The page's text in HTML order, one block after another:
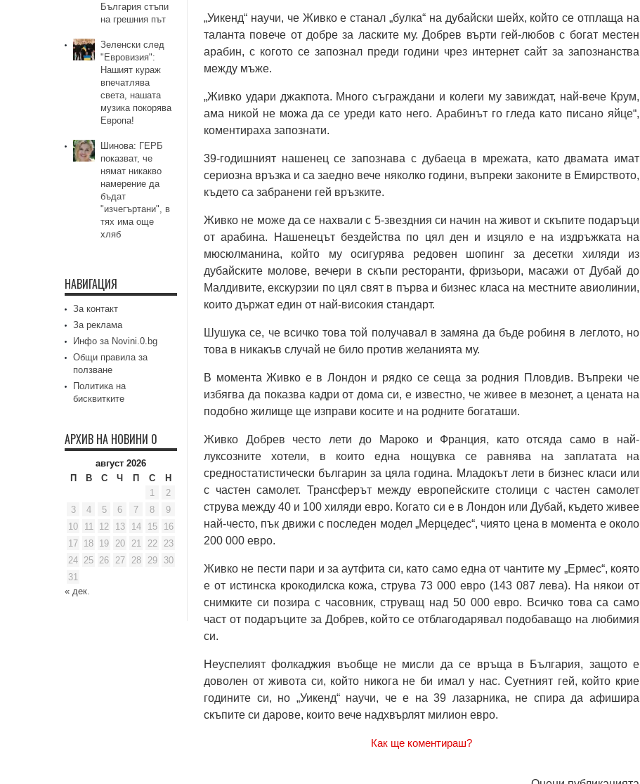
„Уикенд“ научи, че Живко е станал „булка“ на дубайски шейх, който се отплаща на
таланта повече от добре за ласките му. Добрев върти гей-любов с богат местен
арабин, с когото се запознал преди години чрез интернет сайт за запознанства
между мъже.
„Живко удари джакпота. Много съграждани и колеги му завиждат, най-вече Крум,
ама никой не можа да се уреди като него. Арабинът го гледа като писано яйце“,
коментираха запознати.
39-годишният нашенец се запознава с дубаеца в мрежата, като двамата имат
сериозна връзка и са заедно вече няколко години, въпреки законите в Емирството,
където са забранени гей връзките.
Живко не може да се нахвали с 5-звездния си начин на живот и скъпите подаръци
от арабина. Нашенецът бездейства по цял ден и изцяло е на издръжката на
мюсюлманина, който му осигурява редовен шопинг за десетки хиляди из
дубайските молове, вечери в скъпи ресторанти, фризьори, масажи от Дубай до
Малдивите, екскурзии по цял свят в първа и бизнес класа на местните авиолинии,
които държат един от най-високия стандарт.
Шушука се, че всичко това той получавал в замяна да бъде робиня в леглото, но
това в никакъв случай не било против желанията му.
В момента Живко е в Лондон и рядко се сеща за родния Пловдив. Въпреки че
избягва да показва кадри от дома си, е известно, че живее в мезонет, а цената на
подобно жилище ще изправи косите и на родните богаташи.
Живко Добрев често лети до Мароко и Франция, като отсяда само в най-
луксозните хотели, в които една нощувка се равнява на заплатата на
средностатистически българин за цяла година. Младокът лети в бизнес класи или
с частен самолет. Трансферът между европейските столици с частен самолет
струва между 40 и 100 хиляди евро. Когато си е в Лондон или Дубай, където живее
най-често, пък движи с последен модел „Мерцедес“, чиято цена в момента е около
200 000 евро.
Живко не пести пари и за аутфита си, като само една от чантите му „Ермес“, която
е от истинска крокодилска кожа, струва 73 000 евро (143 087 лева). На някои от
снимките си позира с часовник, струващ над 50 000 евро. Всичко това са само
част от подаръците за Добрев, който се отблагодарявал подобаващо на любимия
си.
Неуспелият фолкаджия въобще не мисли да се връща в България, защото е
доволен от живота си, който никога не би имал у нас. Суетният гей, който крие
годините си, но „Уикенд“ научи, че е на 39 лазарника, не спира да афишира
скъпите си дарове, които вече надхвърлят милион евро.
Как ще коментираш?
България стъпи
на грешния път
Зеленски след
"Евровизия":
Нашият кураж
впечатлява
света, нашата
музика покорява
Европа!
Шинова: ГЕРБ
показват, че
нямат никакво
намерение да
бъдат
"изчегъртани", в
тях има още
хляб
НАВИГАЦИЯ
За контакт
За реклама
Инфо за Novini.0.bg
Общи правила за
ползване
Политика на
бисквитките
АРХИВ НА НОВИНИ 0
август 2026
П
В С Ч П С
Н
1
2
3
4 5 6 7 8
9
10
11 12 13 14 15
16
17 18 19 20 21 22
23
24 25 26 27 28 29
30
31
« дек.